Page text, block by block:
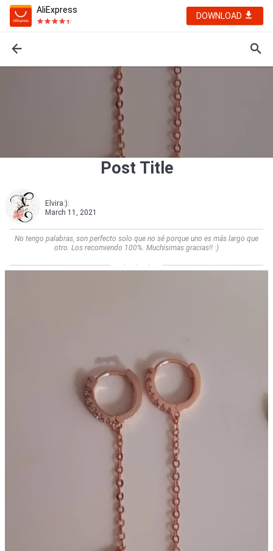
AliExpress
DOWNLOAD
Post Title
Elvira:):
March 11, 2021
No tengo palabras, son perfecto solo que no sé porque uno es más largo que
otro. Los recomiendo 100%. Muchísimas gracias!! :)